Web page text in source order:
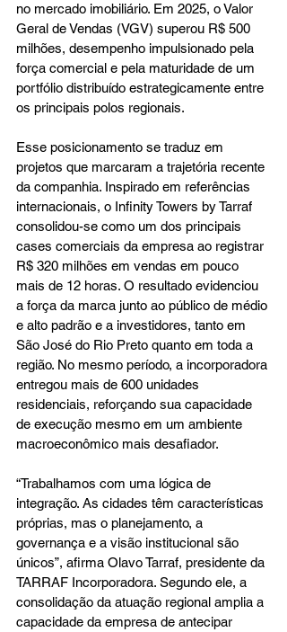
no mercado imobiliário. Em 2025, o Valor
Geral de Vendas (VGV) superou R$ 500
milhões, desempenho impulsionado pela
força comercial e pela maturidade de um
portfólio distribuído estrategicamente entre
os principais polos regionais.
Esse posicionamento se traduz em
projetos que marcaram a trajetória recente
da companhia. Inspirado em referências
internacionais, o Infinity Towers by Tarraf
consolidou-se como um dos principais
cases comerciais da empresa ao registrar
R$ 320 milhões em vendas em pouco
mais de 12 horas. O resultado evidenciou
a força da marca junto ao público de médio
e alto padrão e a investidores, tanto em
São José do Rio Preto quanto em toda a
região. No mesmo período, a incorporadora
entregou mais de 600 unidades
residenciais, reforçando sua capacidade
de execução mesmo em um ambiente
macroeconômico mais desafiador.
“Trabalhamos com uma lógica de
integração. As cidades têm características
próprias, mas o planejamento, a
governança e a visão institucional são
únicos”, afirma Olavo Tarraf, presidente da
TARRAF Incorporadora. Segundo ele, a
consolidação da atuação regional amplia a
capacidade da empresa de antecipar